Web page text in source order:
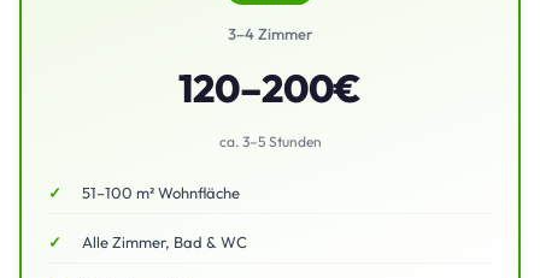
3–4 Zimmer
120–200€
ca. 3–5 Stunden
51–100 m² Wohnfläche
Alle Zimmer, Bad & WC